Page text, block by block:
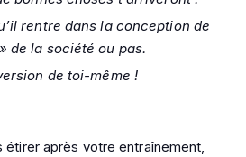
rentre dans la conception de
de la société ou pas.
de toi-même !
étirer après votre entraînement,